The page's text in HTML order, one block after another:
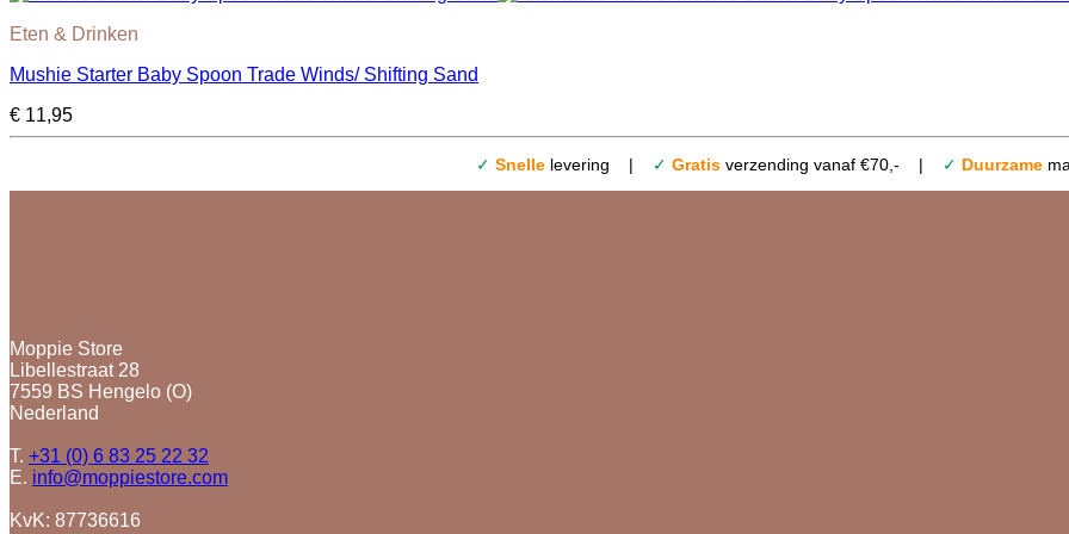
Eten & Drinken
Mushie Starter Baby Spoon Trade Winds/ Shifting Sand
€ 11,95
✓ Snelle levering | ✓ Gratis verzending vanaf €70,- | ✓ Duurzame
Moppie Store
Libellestraat 28
7559 BS Hengelo (O)
Nederland
T. +31 (0) 6 83 25 22 32
E. info@moppiestore.com
KvK: 87736616